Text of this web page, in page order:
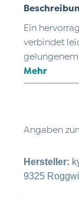
Ein
verbindet
gelungenem
Mehr
Angaben
Hersteller:
9325